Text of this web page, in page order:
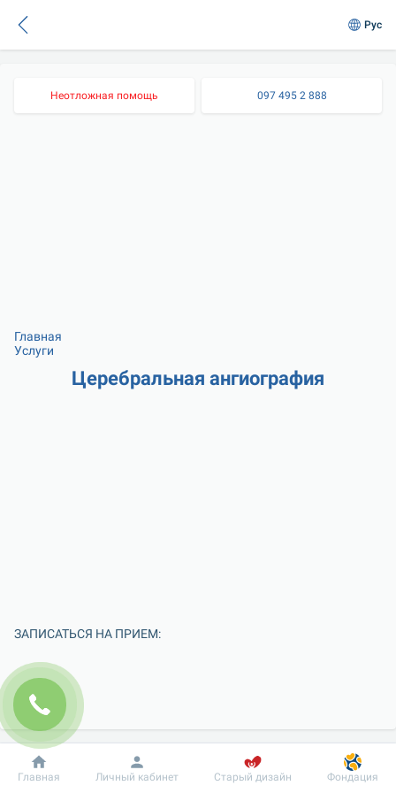
Рус
Неотложная помощь 097 495 2 888
Главная
Услуги
Церебральная ангиография
ЗАПИСАТЬСЯ НА ПРИЕМ:
Добробут Информация Пациенту
Главная Личный кабинет Старый дизайн Фондация